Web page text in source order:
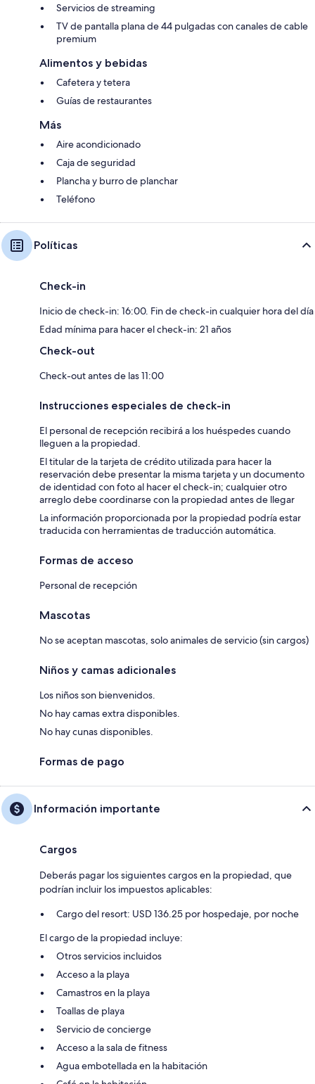
Servicios de streaming
TV de pantalla plana de 44 pulgadas con canales de cable
premium
Alimentos y bebidas
Cafetera y tetera
Guías de restaurantes
Más
Aire acondicionado
Caja de seguridad
Plancha y burro de planchar
Teléfono
Políticas
Check-in
Inicio de check-in: 16:00. Fin de check-in cualquier hora del día
Edad mínima para hacer el check-in: 21 años
Check-out
Check-out antes de las 11:00
Instrucciones especiales de check-in
El personal de recepción recibirá a los huéspedes cuando
lleguen a la propiedad.
El titular de la tarjeta de crédito utilizada para hacer la
reservación debe presentar la misma tarjeta y un documento
de identidad con foto al hacer el check-in; cualquier otro
arreglo debe coordinarse con la propiedad antes de llegar
La información proporcionada por la propiedad podría estar
traducida con herramientas de traducción automática.
Formas de acceso
Personal de recepción
Mascotas
No se aceptan mascotas, solo animales de servicio (sin cargos)
Niños y camas adicionales
Los niños son bienvenidos.
No hay camas extra disponibles.
No hay cunas disponibles.
Formas de pago
Información importante
Cargos
Deberás pagar los siguientes cargos en la propiedad, que
podrían incluir los impuestos aplicables:
Cargo del resort: USD 136.25 por hospedaje, por noche
El cargo de la propiedad incluye:
Otros servicios incluidos
Acceso a la playa
Camastros en la playa
Toallas de playa
Servicio de concierge
Acceso a la sala de fitness
Agua embotellada en la habitación